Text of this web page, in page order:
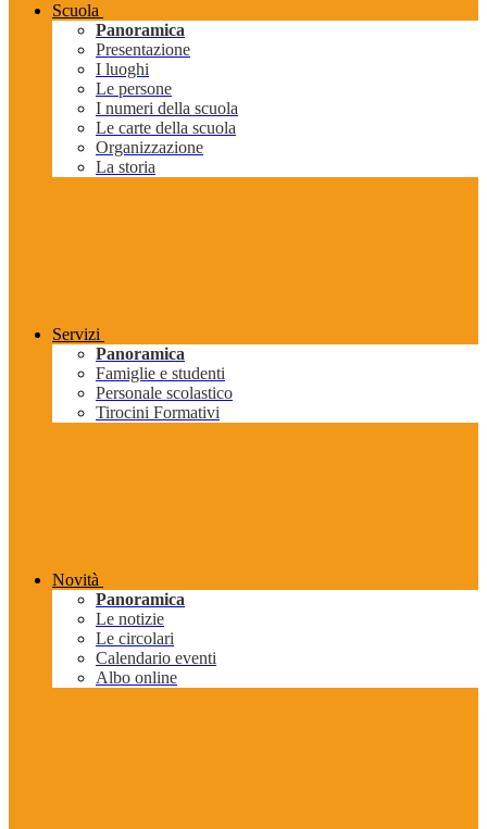
Scuola
Panoramica
Presentazione
I luoghi
Le persone
I numeri della scuola
Le carte della scuola
Organizzazione
La storia
Servizi
Panoramica
Famiglie e studenti
Personale scolastico
Tirocini Formativi
Novità
Panoramica
Le notizie
Le circolari
Calendario eventi
Albo online